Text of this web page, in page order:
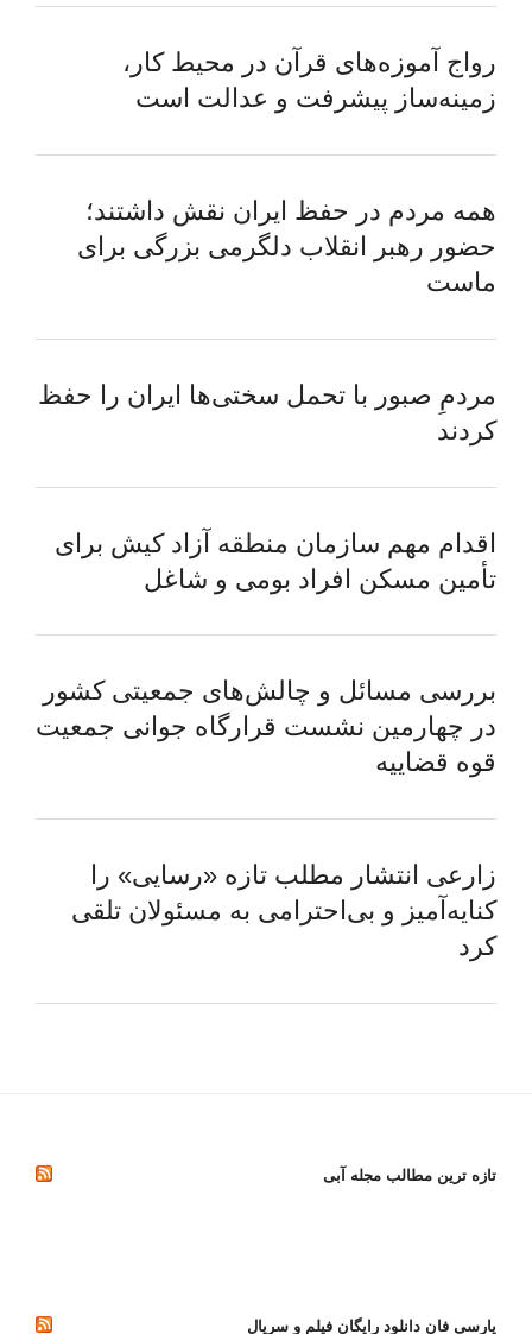
رواج آموزه‌های قرآن در محیط کار،
زمینه‌ساز پیشرفت و عدالت است
همه مردم در حفظ ایران نقش داشتند؛
حضور رهبر انقلاب دلگرمی بزرگی برای
ماست
مردمِ صبور با تحمل سختی‌ها ایران را حفظ
کردند
اقدام مهم سازمان منطقه آزاد کیش برای
تأمین مسکن افراد بومی و شاغل
بررسی مسائل و چالش‌های جمعیتی کشور
در چهارمین نشست قرارگاه جوانی جمعیت
قوه قضاییه
زارعی انتشار مطلب تازه «رسایی» را
کنایه‌آمیز و بی‌احترامی به مسئولان تلقی
کرد
تازه ترین مطالب مجله آبی
پارسی فان دانلود رایگان فیلم و سریال